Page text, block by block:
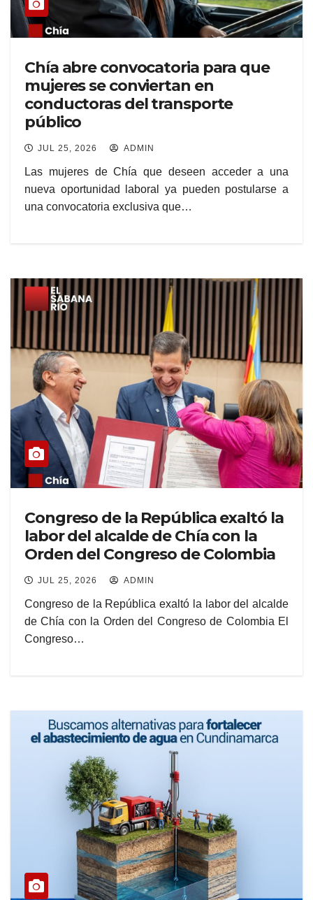
Chía abre convocatoria para que
mujeres se conviertan en
conductoras del transporte
público
JUL 25, 2026 ADMIN
Las mujeres de Chía que deseen acceder a una
nueva oportunidad laboral ya pueden postularse a
una convocatoria exclusiva que…
Congreso de la República exaltó la
labor del alcalde de Chía con la
Orden del Congreso de Colombia
JUL 25, 2026 ADMIN
Congreso de la República exaltó la labor del alcalde
de Chía con la Orden del Congreso de Colombia El
Congreso…